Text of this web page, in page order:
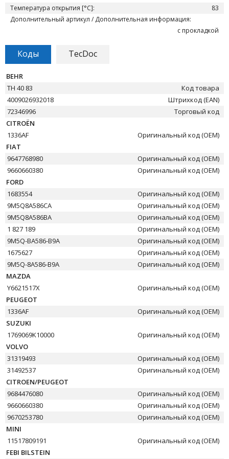
Температура открытия [°C]:
83
Дополнительный артикул / Дополнительная информация:
с прокладкой
Коды TecDoc
BEHR
TH 40 83
Код товара
4009026932018
Штрихкод (EAN)
72346996
Торговый код
CITROËN
1336AF
Оригинальный код (OEM)
FIAT
9647768980
Оригинальный код (OEM)
9660660380
Оригинальный код (OEM)
FORD
1683554
Оригинальный код (OEM)
9M5Q8A586CA
Оригинальный код (OEM)
9M5Q8A586BA
Оригинальный код (OEM)
1 827 189
Оригинальный код (OEM)
9M5Q-BA586-B9A
Оригинальный код (OEM)
1675627
Оригинальный код (OEM)
9M5Q-8A586-B9A
Оригинальный код (OEM)
MAZDA
Y6621517X
Оригинальный код (OEM)
PEUGEOT
1336AF
Оригинальный код (OEM)
SUZUKI
1769069K10000
Оригинальный код (OEM)
VOLVO
31319493
Оригинальный код (OEM)
31492537
Оригинальный код (OEM)
CITROEN/PEUGEOT
9684476080
Оригинальный код (OEM)
9660660380
Оригинальный код (OEM)
9670253780
Оригинальный код (OEM)
MINI
11517809191
Оригинальный код (OEM)
FEBI BILSTEIN